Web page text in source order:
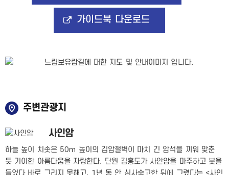
가이드북 다운로드
주변관광지
사인암
하늘 높이 치솟은 50m 높이의 김암절벽이 마치 긴 암석을 끼워 맞춘
듯 기이한 아름다움을 자랑한다. 단원 김홍도가 사안암을 마주하고 붓을
들었다 바로 그리지 못해고, 1년 동 안 심사숙고한 뒤에 그렸다는 <사인